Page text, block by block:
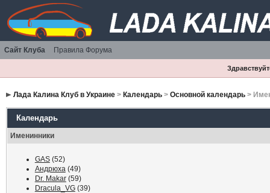
Сайт Клуба Правила Форума
Лада Калина Клуб в Украине> Календарь> Основной календарь>
Календарь
Именинники
GAS(52)
Андрюха(49)
Dr. Makar(59)
Dracula_VG(39)